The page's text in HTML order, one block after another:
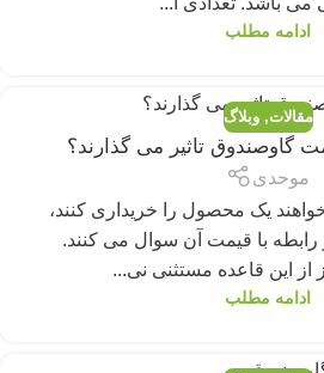
ادامه مطلب
مقالات,وبلاگ
گاوصندوق تاثیر می گذارند؟
موحدی
یک محصول را خریداری کنند،
با قیمت آن سوال می کنند.
از این قاعده مستثنی نی...
ادامه مطلب